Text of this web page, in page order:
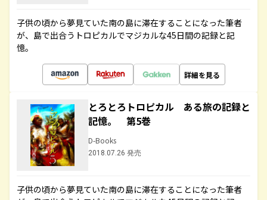
子供の頃から夢見ていた南の島に滞在することになった筆者
が、島で出合うトロピカルでマジカルな45日間の記録と記
憶。
詳細を見る
とろとろトロピカル ある旅の記録と
記憶。 第5巻
D-Books
2018.07.26 発売
子供の頃から夢見ていた南の島に滞在することになった筆者